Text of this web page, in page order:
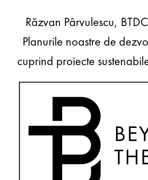
Răzvan Pârvulescu,
Planurile noastre de
cuprind proiecte